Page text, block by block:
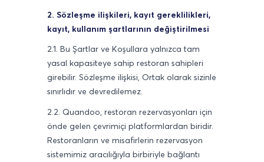
2. Sözleşme ilişkileri, kayıt gereklilikleri,
kayıt, kullanım şartlarının değiştirilmesi
2.1. Bu Şartlar ve Koşullara yalnızca tam
yasal kapasiteye sahip restoran sahipleri
girebilir. Sözleşme ilişkisi, Ortak olarak sizinle
sınırlıdır ve devredilemez.
2.2. Quandoo, restoran rezervasyonları için
önde gelen çevrimiçi platformlardan biridir.
Restoranların ve misafirlerin rezervasyon
sistemimiz aracılığıyla birbiriyle bağlantı